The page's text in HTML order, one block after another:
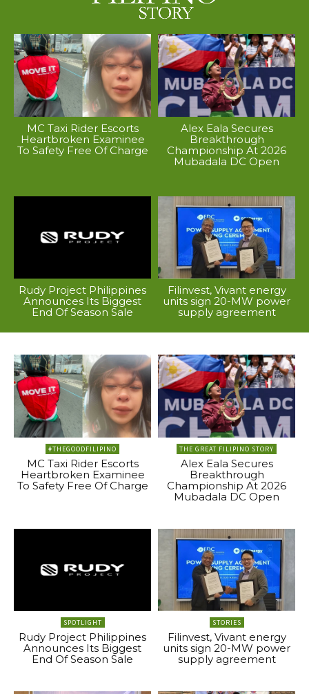
MC Taxi Rider Escorts
Heartbroken Examinee
To Safety Free Of Charge
Alex Eala Secures
Breakthrough
Championship At 2026
Mubadala DC Open
Rudy Project Philippines
Announces Its Biggest
End Of Season Sale
Filinvest, Vivant energy
units sign 20-MW power
supply agreement
#THEGOODFILIPINO
MC Taxi Rider Escorts
Heartbroken Examinee
To Safety Free Of Charge
THE GREAT FILIPINO STORY
Alex Eala Secures
Breakthrough
Championship At 2026
Mubadala DC Open
SPOTLIGHT
Rudy Project Philippines
Announces Its Biggest
End Of Season Sale
STORIES
Filinvest, Vivant energy
units sign 20-MW power
supply agreement